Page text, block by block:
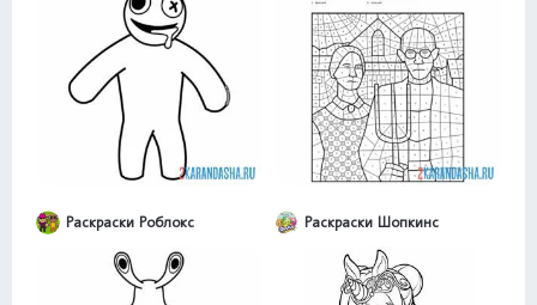
Раскраски Роблокс Раскраски Шопкинс